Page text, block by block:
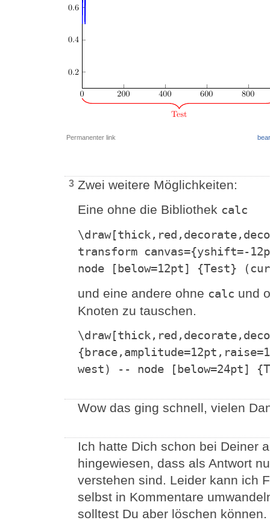
Permanenter link
3 Zwei weitere Möglichkeiten:
Eine ohne die Bibliothek calc
transform canvas={yshift=-
node [below=12pt] {Test}
und eine andere ohne calc und
Knoten zu tauschen.
west) -- node [below=24pt]
Wow das ging schnell, vielen
Ich hatte Dich schon bei Deiner
hingewiesen, dass als Antwort
verstehen sind. Leider kann ich
selbst in Kommentare
solltest Du aber löschen